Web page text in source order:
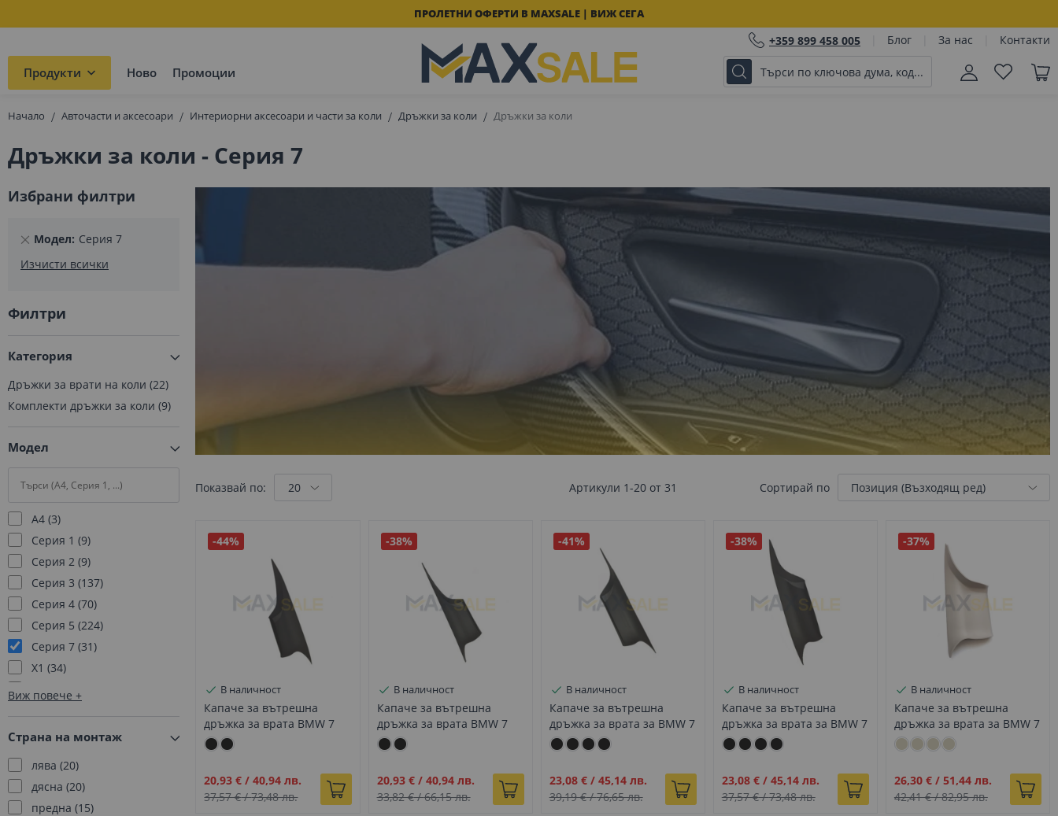
ПРОЛЕТНИ ОФЕРТИ В MAXSALE | ВИЖ СЕГА
+359 899 458 005 Блог За нас Контакти
Продукти Ново Промоции
Начало Авточасти и аксесоари Интериорни аксесоари и части за коли Дръжки за коли Дръжки за коли
Дръжки за коли - Серия 7
Показвай по: Артикули 1-20от 31 Сортирай по
-44%
В наличност
Капаче за вътрешна
дръжка за врата BMW 7
F01 F02 предно черно
Промо
цена
20,93 € /40,94 лв.
37,57 €/73,48 лв.
-38%
В наличност
Капаче за вътрешна
дръжка за врата BMW 7
F01 F02 предно черно
Промо
цена
20,93 €/ 40,94 лв.
33,82 €/66,15 лв.
-41%
В наличност
Капаче за вътрешна
дръжка за врата за BMW 7
F01 F02 къса база задно
Промо
цена
23,08 €/ 45,14 лв.
39,19 €/76,65 лв.
-38%
В наличност
Капаче за вътрешна
дръжка за врата за BMW 7
F01 F02 къса база задно
Промо
цена
23,08 €/ 45,14 лв.
37,57 €/73,48 лв.
-37%
В наличност
Капаче за вътрешна
дръжка за врата за BMW 7
F01 F02 къса база задно
Промо
цена
26,30 €/ 51,44 лв.
42,41 €/82,95 лв.
Избрани филтри
Премахнете
елемент
Модел Серия 7
Изчисти всички
Филтри
Категория
Дръжки за врати на коли 22
Комплекти дръжки за коли 9
Модел
A4 3
Серия 1 9
Серия 2 9
Серия 3 137
Серия 4 70
Серия 5 224
Серия 7 31
X1
34
Виж повече
Страна на монтаж
лява 20
дясна 20
предна 15